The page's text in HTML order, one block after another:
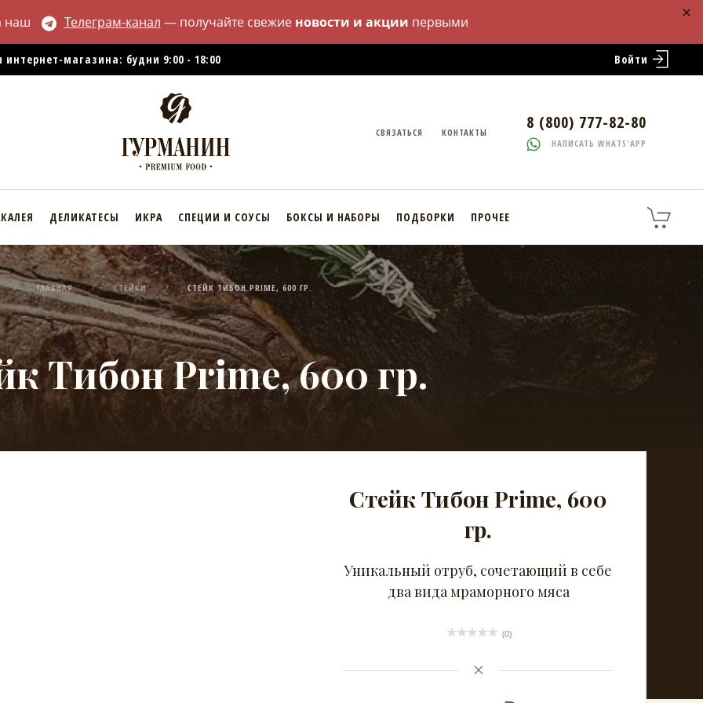
наш Телеграм-канал — получайте свежие новости и акции первыми
магазина: будни 9:00 - 18:00 Войти
СВЯЗАТЬСЯ КОНТАКТЫ 8 (800) 777-82-80
НАПИСАТЬ WHATS'APP
ДЕЛИКАТЕСЫ ИКРА СПЕЦИИ И СОУСЫ БОКСЫ И НАБОРЫ ПОДБОРКИ ПРОЧЕЕ
ГЛАВНАЯ СТЕЙКИ СТЕЙК ТИБОН PRIME, 600 ГР.
Тибон Prime, 600 гр.
Стейк Тибон Prime, 600
гр.
Уникальный отруб, сочетающий в себе
два вида мраморного мяса
(0)